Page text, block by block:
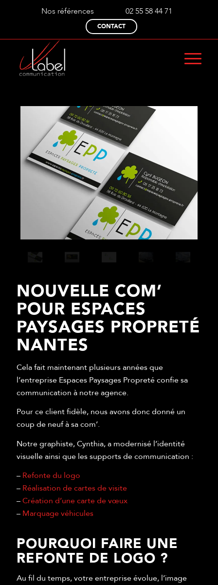
Nos références 02 55 58 44 71
CONTACT
NOUVELLE COM’
POUR ESPACES
PAYSAGES PROPRETÉ
NANTES
Cela fait maintenant plusieurs années que
l’entreprise Espaces Paysages Propreté confie sa
communication à notre agence.
Pour ce client fidèle, nous avons donc donné un
coup de neuf à sa com’.
Notre graphiste, Cynthia, a modernisé l’identité
visuelle ainsi que les supports de communication :
– Refonte du logo
– Réalisation de cartes de visite
–Création d’une carte de vœux
– Marquage véhicules
POURQUOI FAIRE UNE
REFONTE DE LOGO ?
Au fil du temps, votre entreprise évolue, l’image